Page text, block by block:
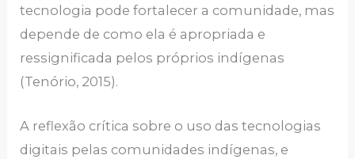
tecnologia pode fortalecer a comunidade, mas
depende de como ela é apropriada e
ressignificada pelos próprios indígenas
(Tenório, 2015).
A reflexão crítica sobre o uso das tecnologias
digitais pelas comunidades indígenas, e